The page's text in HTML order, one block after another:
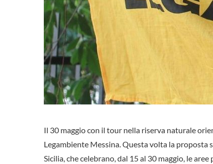
Il 30 maggio con il tour nella riserva naturale
Legambiente Messina. Questa volta la proposta
Sicilia, che celebrano, dal 15 al 30 maggio, le